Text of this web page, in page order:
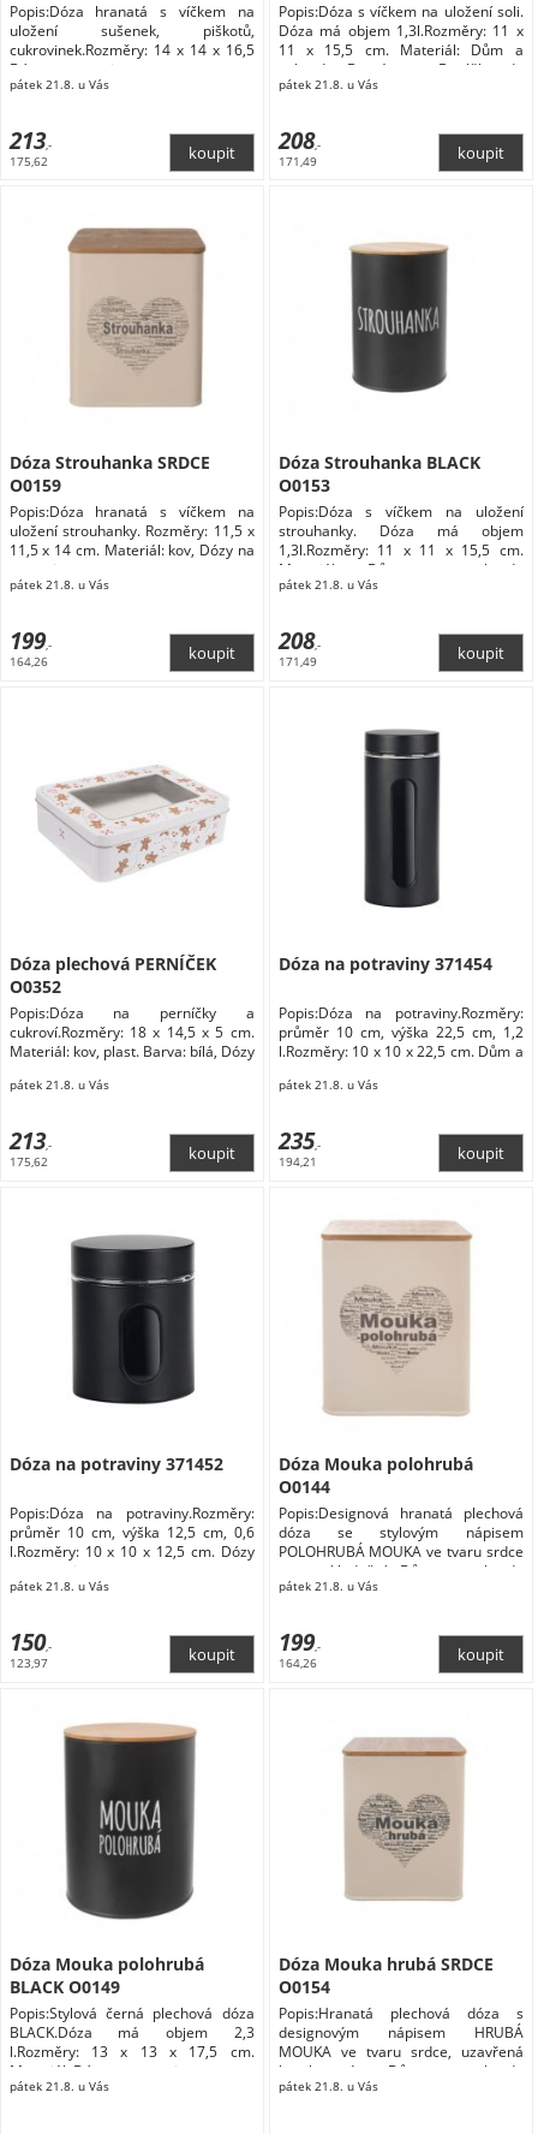
Popis:Dóza hranatá s víčkem na
uložení sušenek, piškotů,
cukrovinek.Rozměry: 14 x 14 x 16,5
Dózy na potraviny
pátek 21.8. u Vás
213,-
175,62
Popis:Dóza s víčkem na uložení soli.
Dóza má objem 1,3l.Rozměry: 11 x
11 x 15,5 cm. Materiál: Dům a
zahrada Domácnost Doplňky do
kuchyně Skladování a balení
pátek 21.8. u Vás
208,-
171,49
Dóza Strouhanka SRDCE
O0159
Popis:Dóza hranatá s víčkem na
uložení strouhanky. Rozměry: 11,5 x
11,5 x 14 cm. Materiál: kov, Dózy na
potraviny
pátek 21.8. u Vás
199,-
164,26
Dóza Strouhanka BLACK
O0153
Popis:Dóza s víčkem na uložení
strouhanky. Dóza má objem
1,3l.Rozměry: 11 x 11 x 15,5 cm.
Materiál: Dům a zahrada
Domácnost Doplňky do kuchyně
pátek 21.8. u Vás
208,-
171,49
Dóza plechová PERNÍČEK
O0352
Popis:Dóza na perníčky a
cukroví.Rozměry: 18 x 14,5 x 5 cm.
Materiál: kov, plast. Barva: bílá, Dózy
pátek 21.8. u Vás
213,-
175,62
Dóza na potraviny 371454
Popis:Dóza na potraviny.Rozměry:
průměr 10 cm, výška 22,5 cm, 1,2
l.Rozměry: 10 x 10 x 22,5 cm. Dům a
kuchyně Skladování a balení
pátek 21.8. u Vás
235,-
194,21
Dóza na potraviny 371452
Popis:Dóza na potraviny.Rozměry:
průměr 10 cm, výška 12,5 cm, 0,6
l.Rozměry: 10 x 10 x 12,5 cm. Dózy
na potraviny
pátek 21.8. u Vás
150,-
123,97
Dóza Mouka polohrubá
O0144
Popis:Designová hranatá plechová
dóza se stylovým nápisem
POLOHRUBÁ MOUKA ve tvaru srdce
pro uskladnění Dům a zahrada
Domácnost Doplňky do kuchyně
pátek 21.8. u Vás
199,-
164,26
Dóza Mouka polohrubá
BLACK O0149
Popis:Stylová černá plechová dóza
BLACK.Dóza má objem 2,3
l.Rozměry: 13 x 13 x 17,5 cm.
Materiál: Dózy na potraviny
pátek 21.8. u Vás
Dóza Mouka hrubá SRDCE
O0154
Popis:Hranatá plechová dóza s
designovým nápisem HRUBÁ
MOUKA ve tvaru srdce, uzavřená
bambusovým Dům a zahrada
Domácnost Doplňky do kuchyně
pátek 21.8. u Vás